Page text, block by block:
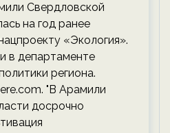
Свердловской
на год ранее
«Экология».
в департаменте
региона.
"В Арамили
досрочно